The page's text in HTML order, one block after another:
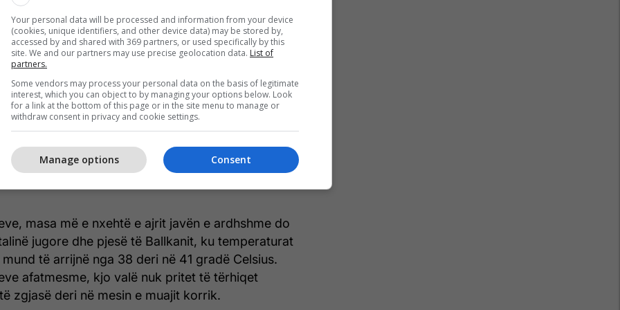
e ajrit të nxehtë ndodhet aktualisht mbi Evropën
fundjavës dhe në fillim të javës së ardhshme
të shtrihet drejt Evropës Qendrore, Italisë,
rritje e ndjeshme e temperaturave. Në shumë
në mesin dhe fundin e intervalit 30–39
në disa vende mund të afrohen edhe me 40
masa më e nxehtë e ajrit javën e ardhshme do
jugore dhe pjesë të Ballkanit, ku temperaturat
të arrijnë nga 38 deri në 41 gradë Celsius.
afatmesme, kjo valë nuk pritet të tërhiqet
zgjasë deri në mesin e muajit korrik.
Your personal data will be processed and information from your device
(cookies, unique identifiers, and other device data) may be stored by,
accessed by and shared with 369 partners, or used specifically by this
site. We and our partners may use precise geolocation data. List of
partners.
Some vendors may process your personal data on the basis of legitimate
interest, which you can object to by managing your options below. Look
for a link at the bottom of this page or in the site menu to manage or
withdraw consent in privacy and cookie settings.
Consent
Manage options